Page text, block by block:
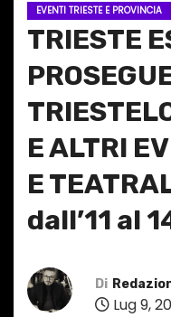
EVENTI TRIESTE E PROVINCIA
TRIESTE
E ALTRI
E
dall’11 al
Di
Lug 9,